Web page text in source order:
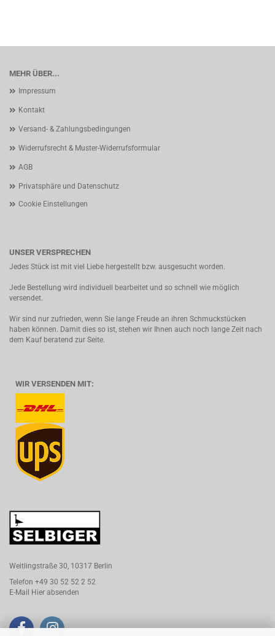
MEHR ÜBER...
Impressum
Kontakt
Versand- & Zahlungsbedingungen
Widerrufsrecht & Muster-Widerrufsformular
AGB
Privatsphäre und Datenschutz
Cookie Einstellungen
UNSER VERSPRECHEN
Jedes Stück ist mit viel Liebe hergestellt bzw. ausgesucht worden.
Jede Bestellung wird individuell bearbeitet und so schnell wie möglich
versendet.
Wir sind nur zufrieden, wenn Sie lange Freude an ihren Schmuckstücken
haben können. Damit dies so ist, stehen wir Ihnen auch noch lange Zeit nach
dem Kauf beratend zur Seite.
WIR VERSENDEN MIT:
Weitlingstraße 30, 10317 Berlin
Telefon +49 30 52 52 2 52
E-Mail
Hier absenden